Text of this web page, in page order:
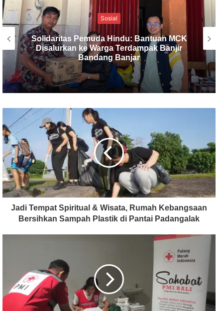
Denpasar
Wagub Bali Giri Prasta Terjun Langsung
Tanam 1.000 Mangrove Bersama SMSI
Bali di Tahura Ngurah Rai
Jadi Tempat Spiritual & Wisata, Rumah Kebangsaan
Bersihkan Sampah Plastik di Pantai Padangalak